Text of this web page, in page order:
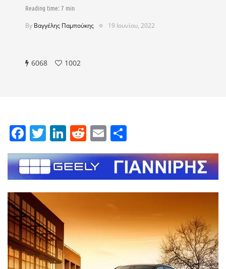
By Βαγγέλης Παμπούκης 19 Ιουνίου, 2022
6068 1002
Facebook
Twitter
LinkedIn
Reddit
Email